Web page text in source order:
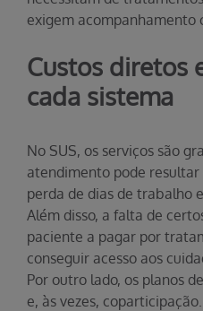
exigem acompanhamento
Custos diretos
cada sistema
No SUS, os serviços são
atendimento pode
perda de dias de trabalho
Além disso, a falta de
paciente a pagar por
conseguir acesso aos
Por outro lado, os planos
e, às vezes,